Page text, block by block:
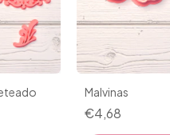
Malvinas
€4,68